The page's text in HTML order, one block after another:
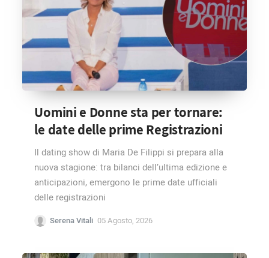
Uomini e Donne sta per tornare:
le date delle prime Registrazioni
Il dating show di Maria De Filippi si prepara alla
nuova stagione: tra bilanci dell’ultima edizione e
anticipazioni, emergono le prime date ufficiali
delle registrazioni
Serena Vitali 05 Agosto, 2026